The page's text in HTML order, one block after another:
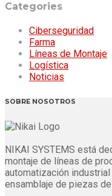
Categories
Ciberseguridad
Farma
Líneas de Montaje
Logística
Noticias
SOBRE NOSOTROS
NIKAI SYSTEMS está
montaje de líneas de
automatización
ensamblaje de piezas